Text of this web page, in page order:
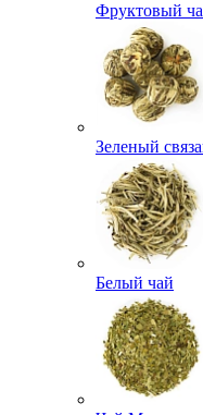
Фруктовый
Зеленый
Белый чай